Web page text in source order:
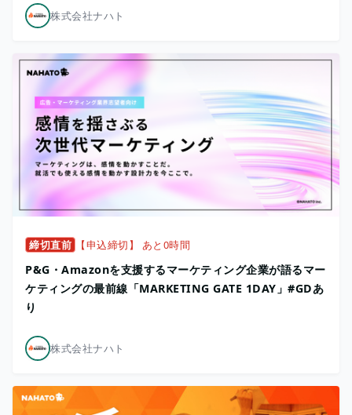
株式会社ナハト
締切直前 【申込締切】 あと0時間
P&G・Amazonを支援するマーケティング企業が語るマー
ケティングの最前線「MARKETING GATE 1DAY」#GDあ
り
株式会社ナハト